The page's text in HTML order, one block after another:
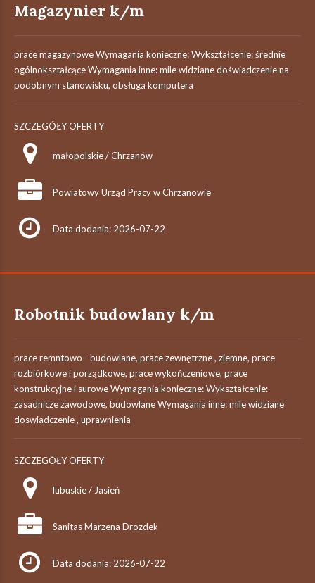
Magazynier k/m
prace magazynowe Wymagania konieczne: Wykształcenie: średnie
ogólnokształcące Wymagania inne: mile widziane doświadczenie na
podobnym stanowisku, obsługa komputera
SZCZEGÓŁY OFERTY
małopolskie / Chrzanów
Powiatowy Urząd Pracy w Chrzanowie
Data dodania: 2026-07-22
Robotnik budowlany k/m
prace remntowo - budowlane, prace zewnętrzne , ziemne, prace
rozbiórkowe i porządkowe, prace wykończeniowe, prace
konstrukcyjne i surowe Wymagania konieczne: Wykształcenie:
zasadnicze zawodowe, budowlane Wymagania inne: mile widziane
doswiadczenie , uprawnienia
SZCZEGÓŁY OFERTY
lubuskie / Jasień
Sanitas Marzena Drozdek
Data dodania: 2026-07-22